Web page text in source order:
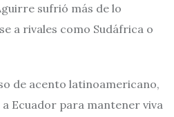
sufrió más de lo
a rivales como Sudáfrica o
de acento latinoamericano,
Ecuador para mantener viva